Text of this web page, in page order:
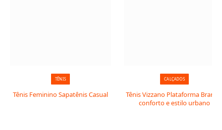
TÊNIS
Tênis Feminino Sapatênis Casual
CALÇADOS
Tênis Vizzano Plataforma
conforto e estilo urbano